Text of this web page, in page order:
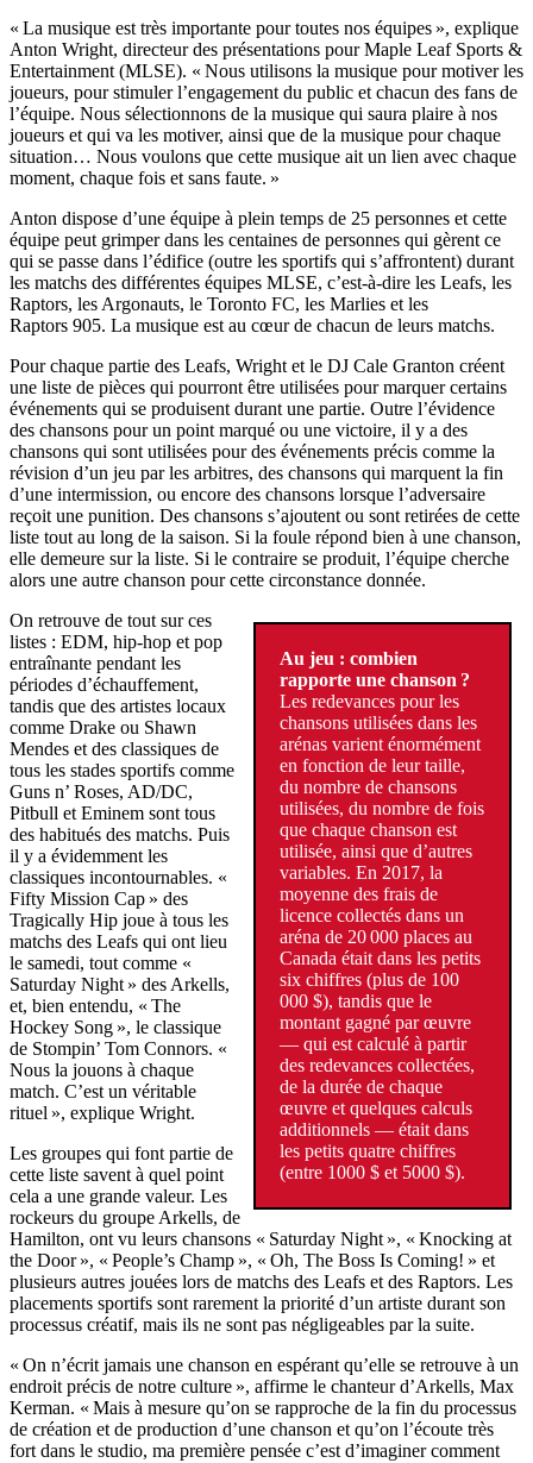
« La musique est très importante pour toutes nos équipes », explique
Anton Wright, directeur des présentations pour Maple Leaf Sports &
Entertainment (MLSE). « Nous utilisons la musique pour motiver les
joueurs, pour stimuler l’engagement du public et chacun des fans de
l’équipe. Nous sélectionnons de la musique qui saura plaire à nos
joueurs et qui va les motiver, ainsi que de la musique pour chaque
situation… Nous voulons que cette musique ait un lien avec chaque
moment, chaque fois et sans faute. »
Anton dispose d’une équipe à plein temps de 25 personnes et cette
équipe peut grimper dans les centaines de personnes qui gèrent ce
qui se passe dans l’édifice (outre les sportifs qui s’affrontent) durant
les matchs des différentes équipes MLSE, c’est-à-dire les Leafs, les
Raptors, les Argonauts, le Toronto FC, les Marlies et les
Raptors 905. La musique est au cœur de chacun de leurs matchs.
Pour chaque partie des Leafs, Wright et le DJ Cale Granton créent
une liste de pièces qui pourront être utilisées pour marquer certains
événements qui se produisent durant une partie. Outre l’évidence
des chansons pour un point marqué ou une victoire, il y a des
chansons qui sont utilisées pour des événements précis comme la
révision d’un jeu par les arbitres, des chansons qui marquent la fin
d’une intermission, ou encore des chansons lorsque l’adversaire
reçoit une punition. Des chansons s’ajoutent ou sont retirées de cette
liste tout au long de la saison. Si la foule répond bien à une chanson,
elle demeure sur la liste. Si le contraire se produit, l’équipe cherche
alors une autre chanson pour cette circonstance donnée.
Au jeu : combien
rapporte une chanson ?
Les redevances pour les
chansons utilisées dans les
arénas varient énormément
en fonction de leur taille,
du nombre de chansons
utilisées, du nombre de fois
que chaque chanson est
utilisée, ainsi que d’autres
variables. En 2017, la
moyenne des frais de
licence collectés dans un
aréna de 20 000 places au
Canada était dans les petits
six chiffres (plus de 100
000 $), tandis que le
montant gagné par œuvre
— qui est calculé à partir
des redevances collectées,
de la durée de chaque
œuvre et quelques calculs
additionnels — était dans
les petits quatre chiffres
(entre 1000 $ et 5000 $).
On retrouve de tout sur ces
listes : EDM, hip-hop et pop
entraînante pendant les
périodes d’échauffement,
tandis que des artistes locaux
comme Drake ou Shawn
Mendes et des classiques de
tous les stades sportifs comme
Guns n’ Roses, AD/DC,
Pitbull et Eminem sont tous
des habitués des matchs. Puis
il y a évidemment les
classiques incontournables. «
Fifty Mission Cap » des
Tragically Hip joue à tous les
matchs des Leafs qui ont lieu
le samedi, tout comme «
Saturday Night » des Arkells,
et, bien entendu, « The
Hockey Song », le classique
de Stompin’ Tom Connors. «
Nous la jouons à chaque
match. C’est un véritable
rituel », explique Wright.
Les groupes qui font partie de
cette liste savent à quel point
cela a une grande valeur. Les
rockeurs du groupe Arkells, de
Hamilton, ont vu leurs chansons « Saturday Night », « Knocking at
the Door », « People’s Champ », « Oh, The Boss Is Coming! » et
plusieurs autres jouées lors de matchs des Leafs et des Raptors. Les
placements sportifs sont rarement la priorité d’un artiste durant son
processus créatif, mais ils ne sont pas négligeables par la suite.
« On n’écrit jamais une chanson en espérant qu’elle se retrouve à un
endroit précis de notre culture », affirme le chanteur d’Arkells, Max
Kerman. « Mais à mesure qu’on se rapproche de la fin du processus
de création et de production d’une chanson et qu’on l’écoute très
fort dans le studio, ma première pensée c’est d’imaginer comment